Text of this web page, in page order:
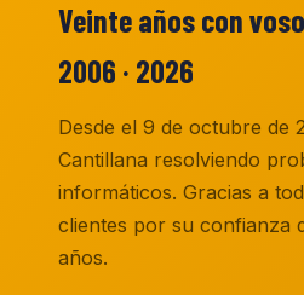
Veinte años con
2006 · 2026
Desde el 9 de octubre de
Cantillana resolviendo
informáticos. Gracias a
clientes por su confianza
años.